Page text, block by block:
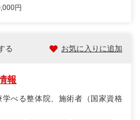
円
る お気に入りに追加
報
学べる整体院、施術者（国家資格